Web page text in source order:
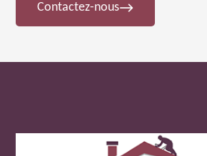
Contactez-nous